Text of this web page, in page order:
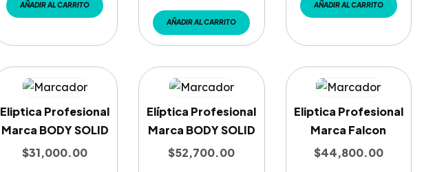
AÑADIR AL CARRITO
AÑADIR AL CARRITO
AÑADIR AL CARRITO
Eliptica Profesional
Marca BODY SOLID
$31,000.00
Elíptica Profesional
Marca BODY SOLID
$52,700.00
Eliptica Profesional
Marca Falcon
$44,800.00